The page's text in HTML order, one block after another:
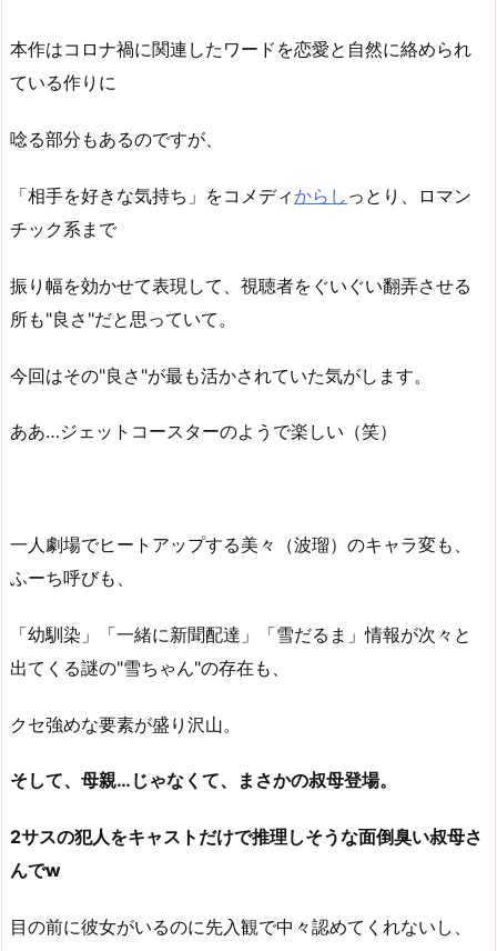
本作はコロナ禍に関連したワードを恋愛と自然に絡められ
ている作りに
唸る部分もあるのですが、
「相手を好きな気持ち」をコメディからし っとり、ロマン
チック系まで
振り幅を効かせて表現して、視聴者をぐいぐい翻弄させる
所も"良さ"だと思っていて。
今回はその"良さ"が最も活かされていた気がします。
ああ…ジェットコースターのようで楽しい（笑）
一人劇場でヒートアップする美々（波瑠）のキャラ変も、
ふーち呼びも、
「幼馴染」「一緒に新聞配達」「雪だるま」情報が次々と
出てくる謎の"雪ちゃん"の存在も、
クセ強めな要素が盛り沢山。
そして、母親…じゃなくて、まさかの叔母登場。
2サスの犯人をキャストだけで推理しそうな面倒臭い叔母さ
んでw
目の前に彼女がいるのに先入観で中々認めてくれないし、